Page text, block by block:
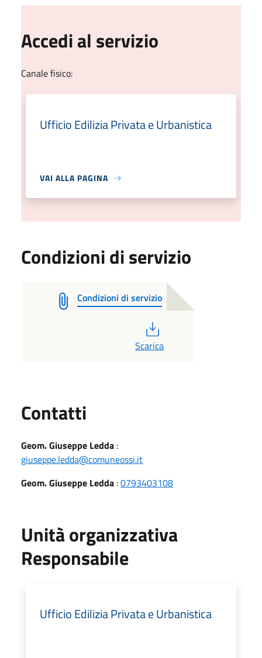
Accedi al servizio
Canale fisico:
Ufficio Edilizia Privata e Urbanistica
VAI ALLA PAGINA
Condizioni di servizio
Condizioni di servizio
Scarica
Contatti
Geom. Giuseppe Ledda :
giuseppe.ledda@comuneossi.it
Geom. Giuseppe Ledda :0793403108
Unità organizzativa
Responsabile
Ufficio Edilizia Privata e Urbanistica